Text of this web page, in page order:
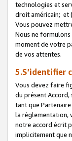
technologies et
droit américain; et
Vous pouvez
Nous ne
moment de votre
de vos attentes.
5.S’identifier
Vous devez faire
du présent
tant que
la réglementation,
notre accord écrit
implicitement que